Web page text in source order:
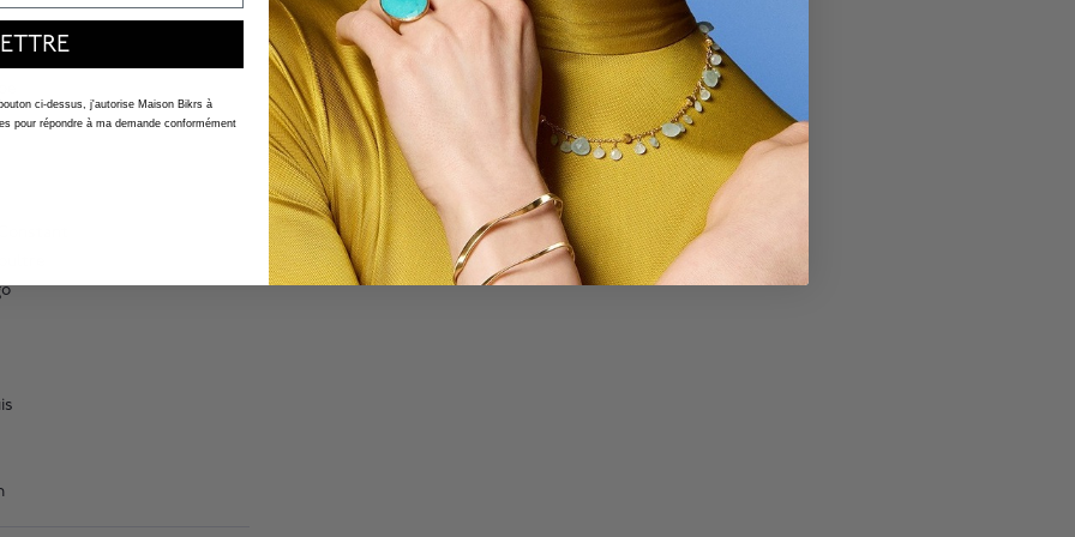
ci-dessus, j'autorise Maison Bikrs à
pour répondre à ma demande conformément